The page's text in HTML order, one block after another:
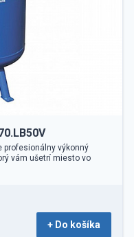
profesionálny výkonný
vám ušetrí miesto vo
+ Do košíka